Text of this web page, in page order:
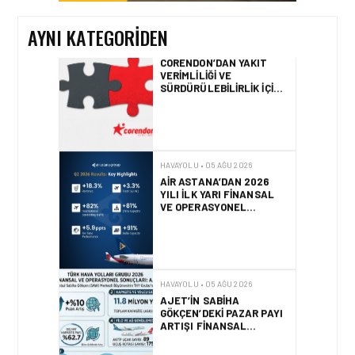
AYNI KATEGORIDEN
AIR ASTANA’DAN 2026
YILI İLK YARI FINANSAL
HAVAYOLU • 05 AĞU 2026
AJET’IN SABIHA
GÖKÇEN’DEKI PAZAR PAYI
HAVAYOLU • 05 AĞU 2026
SUNEXPRESS’TEN YENI
KARIYER WEB SITESI VE
DIJITAL İŞE ALIM